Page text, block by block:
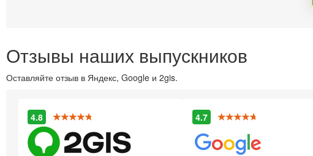
Отзывы наших выпускников
Оставляйте отзыв в Яндекс, Google и 2gis.
4.8 4.7